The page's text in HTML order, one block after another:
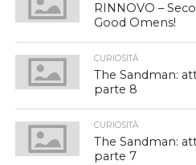
RINNOVO –
Good Omens!
CURIOSITÀ
The Sandman:
parte 8
CURIOSITÀ
The Sandman:
parte 7